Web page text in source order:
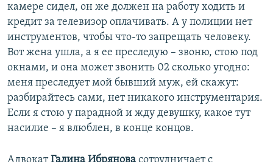
камере сидел, он же должен на работу ходить и
кредит за телевизор оплачивать. А у полиции нет
инструментов, чтобы что-то запрещать человеку.
Вот жена ушла, а я ее преследую – звоню, стою под
окнами, и она может звонить 02 сколько угодно:
меня преследует мой бывший муж, ей скажут:
разбирайтесь сами, нет никакого инструментария.
Если я стою у парадной и жду девушку, какое тут
насилие – я влюблен, в конце концов.